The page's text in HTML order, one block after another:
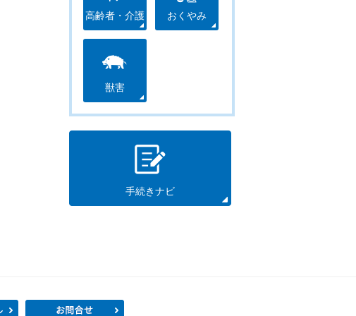
高齢者・介護 おくやみ
獣害
手続きナビ
市のプロフィール